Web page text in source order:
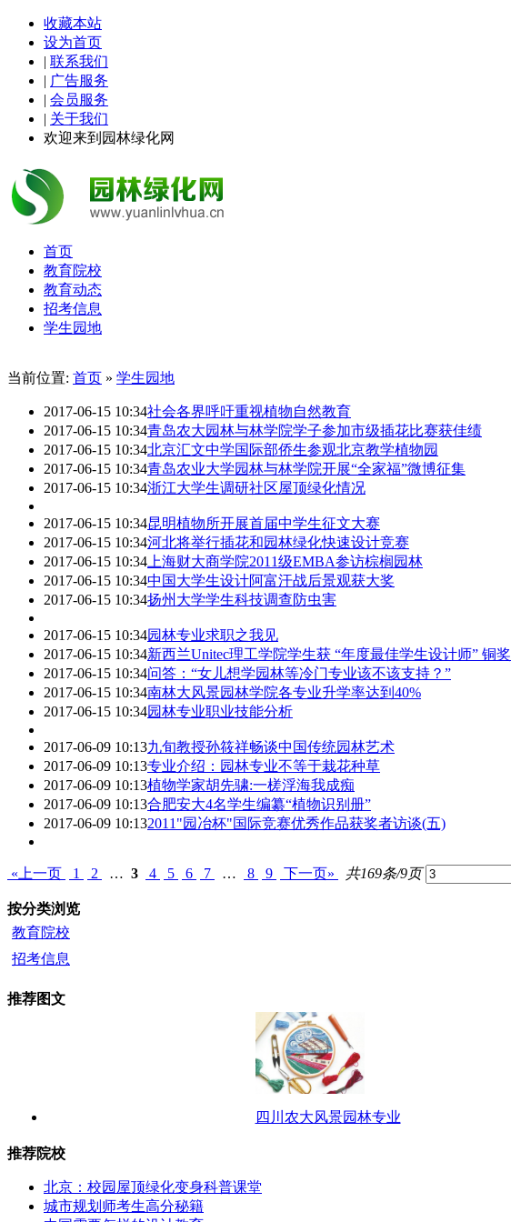
收藏本站
设为首页
| 联系我们
| 广告服务
| 会员服务
| 关于我们
欢迎来到园林绿化网
首页
教育院校
教育动态
招考信息
学生园地
当前位置: 首页 » 学生园地
2017-06-15 10:34社会各界呼吁重视植物自然教育
2017-06-15 10:34青岛农大园林与林学院学子参加市级插花比赛获佳绩
2017-06-15 10:34北京汇文中学国际部侨生参观北京教学植物园
2017-06-15 10:34青岛农业大学园林与林学院开展“全家福”微博征集
2017-06-15 10:34浙江大学生调研社区屋顶绿化情况
2017-06-15 10:34昆明植物所开展首届中学生征文大赛
2017-06-15 10:34河北将举行插花和园林绿化快速设计竞赛
2017-06-15 10:34 上海财大商学院2011级EMBA参访棕榈园林
2017-06-15 10:34中国大学生设计阿富汗战后景观获大奖
2017-06-15 10:34扬州大学学生科技调查防虫害
2017-06-15 10:34园林专业求职之我见
2017-06-15 10:34新西兰Unitec理工学院学生获 “年度最佳学生设计师” 铜奖
2017-06-15 10:34问答：“女儿想学园林等冷门专业该不该支持？”
2017-06-15 10:34南林大风景园林学院各专业升学率达到40%
2017-06-15 10:34园林专业职业技能分析
2017-06-09 10:13九旬教授孙筱祥畅谈中国传统园林艺术
2017-06-09 10:13专业介绍：园林专业不等于栽花种草
2017-06-09 10:13植物学家胡先骕:一槎浮海我成痴
2017-06-09 10:13合肥安大4名学生编纂“植物识别册”
2017-06-09 10:132011"园冶杯"国际竞赛优秀作品获奖者访谈(五)
«上一页 1 2 … 3 4 5 6 7 … 8 9 下一页» 共169条/9页
按分类浏览
教育院校
招考信息
推荐图文
四川农大风景园林专业
推荐院校
北京：校园屋顶绿化变身科普课堂
城市规划师考生高分秘籍